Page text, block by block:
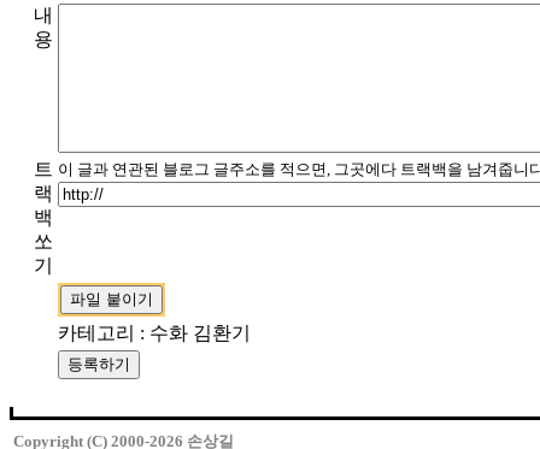
내
용
트
랙
백
쏘
기
이 글과 연관된 블로그 글주소를 적으면, 그곳에다 트랙백을 남겨줍니
카테고리 : 수화 김환기
Copyright (C) 2000-2026 손상길